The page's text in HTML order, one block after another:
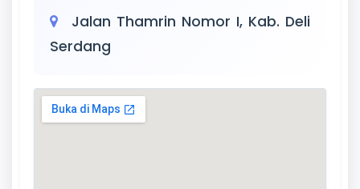
Jalan Thamrin Nomor I, Kab. Deli
Serdang